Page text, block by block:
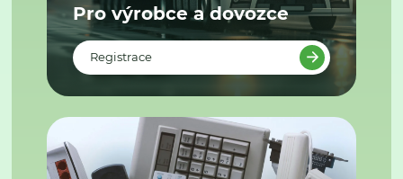
Pro výrobce a dovozce
Registrace